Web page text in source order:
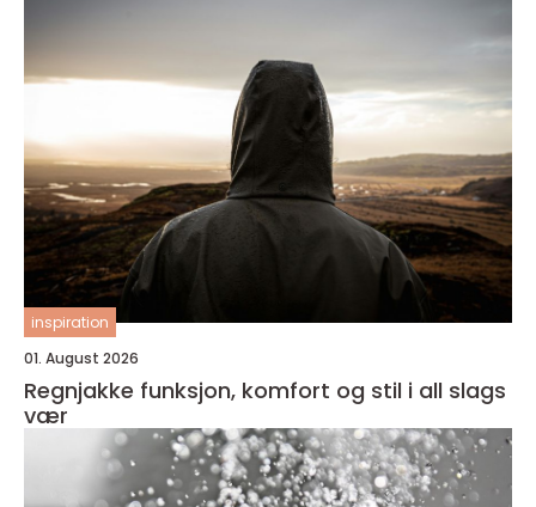
inspiration
01. August 2026
Regnjakke funksjon, komfort og stil i all slags
vær